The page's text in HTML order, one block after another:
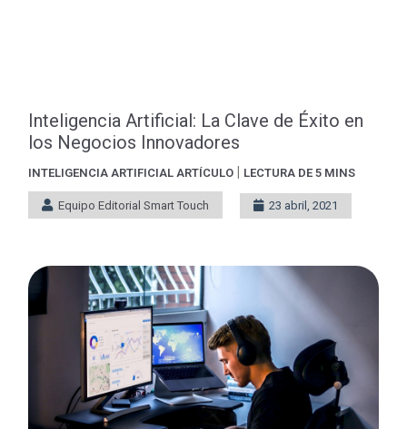
Inteligencia Artificial: La Clave de Éxito en
los Negocios Innovadores
INTELIGENCIA ARTIFICIAL ARTÍCULO | LECTURA DE 5 MINS
Equipo Editorial Smart Touch 23 abril, 2021